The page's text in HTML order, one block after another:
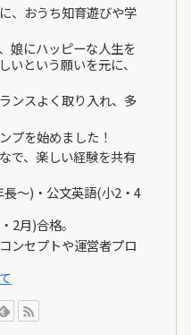
、おうち知育遊びや学
娘にハッピーな人生を
いという願いを元に、
ンスよく取り入れ、多
プを始めました！
で、楽しい経験を共有
～)・公文英語(小2・4
2月)合格。
ンセプトや運営者プロ